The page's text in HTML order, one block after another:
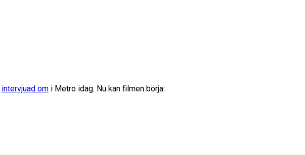
intervjuad om i Metro idag. Nu kan filmen börja: